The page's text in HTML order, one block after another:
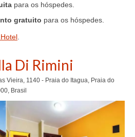
para os hóspedes.
gratuito para os hóspedes.
.
Di Rimini
Vieira, 1140 - Praia do Itagua, Praia do
Brasil